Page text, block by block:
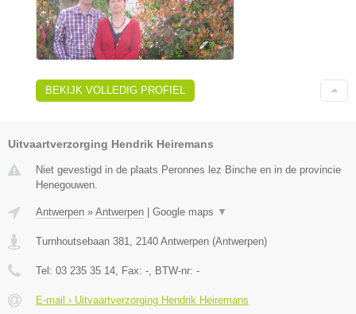
BEKIJK VOLLEDIG PROFIEL
Uitvaartverzorging Hendrik Heiremans
Niet gevestigd in de plaats Peronnes lez Binche en in de provincie
Henegouwen.
Antwerpen » Antwerpen Google maps ▼
Turnhoutsebaan 381 2140 Antwerpen (Antwerpen)
Tel: 03 235 35 14 , Fax: - , BTW-nr: -
E-mail › Uitvaartverzorging Hendrik Heiremans